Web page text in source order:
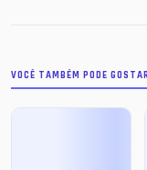
VOCÊ TAMBÉM PODE